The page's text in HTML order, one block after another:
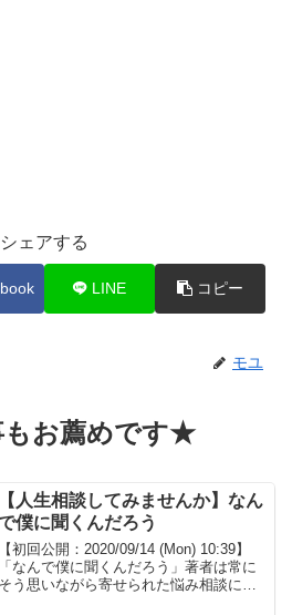
シェアする
LINE コピー
モユ
お薦めです★
【人生相談してみませんか】なん
僕に聞くんだろう
【初回公開：2020/09/14 (Mon) 10:39】
「なんで僕に聞くんだろう」著者は常に
そう思いながら寄せられた悩み相談に答